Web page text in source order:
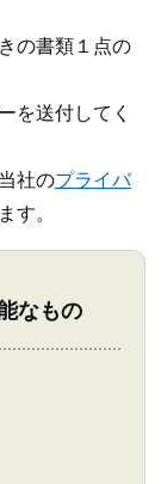
の書類１点の
を送付してく
社のプライバ
す。
なもの